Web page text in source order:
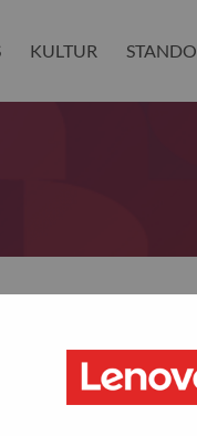
KULTUR
password?
account, then